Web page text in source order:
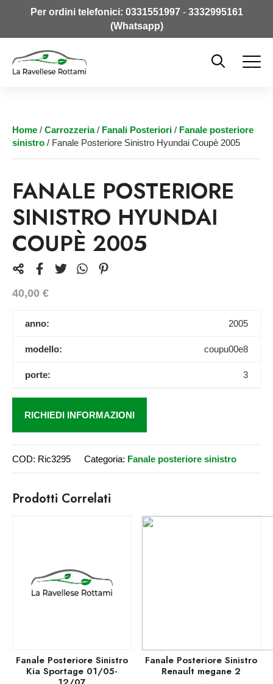
Per ordini telefonici: 0331551997- 3332995161
(Whatsapp)
Home / Carrozzeria/ Fanali Posteriori / Fanale posteriore
sinistro / Fanale Posteriore Sinistro Hyundai Coupè 2005
FANALE POSTERIORE
SINISTRO HYUNDAI
COUPÈ 2005
40,00 €
anno: 2005
modello: coupu00e8
porte: 3
RICHIEDI INFORMAZIONI
COD: Ric3295 Categoria: Fanale posteriore sinistro
Prodotti Correlati
Fanale Posteriore Sinistro
Kia Sportage 01/05-
Fanale Posteriore Sinistro
Renault megane 2